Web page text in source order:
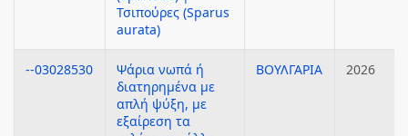
Τσιπούρες (Sparus
aurata)
--03028530
Ψάρια νωπά ή
διατηρημένα με
απλή ψύξη, με
εξαίρεση τα
ΒΟΥΛΓΑΡΙΑ 2026